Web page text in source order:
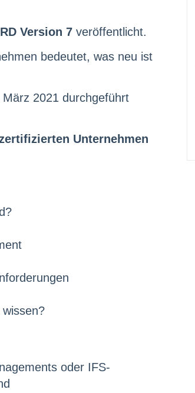
Version 7 veröffentlicht.
bedeutet, was neu ist
2021 durchgeführt
Unternehmen
oder IFS-